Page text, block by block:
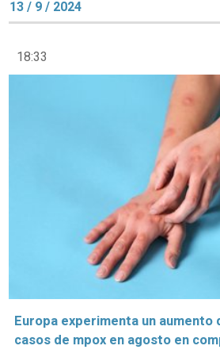
13 / 9 / 2024
18:33
Europa experimenta un aumento
casos de mpox en agosto en